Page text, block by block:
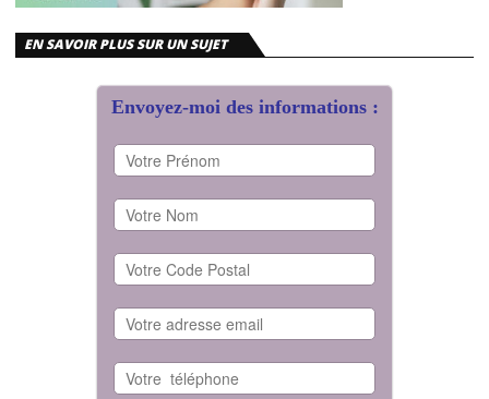
EN SAVOIR PLUS SUR UN SUJET
Envoyez-moi des informations :